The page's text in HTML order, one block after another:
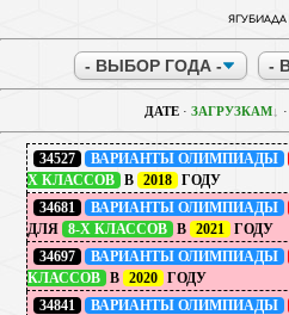
ЯГУБИАДА
ДАТЕ · ЗАГРУЗКАМ ·
34527 ВАРИАНТЫ ОЛИМПИАДЫ
Х КЛАССОВ
В 2018 ГОДУ
34681
ВАРИАНТЫ ОЛИМПИАДЫ
ДЛЯ 8-Х КЛАССОВ В 2021 ГОДУ
34697
ВАРИАНТЫ ОЛИМПИАДЫ
КЛАССОВ
В 2020 ГОДУ
34841
ВАРИАНТЫ ОЛИМПИАДЫ